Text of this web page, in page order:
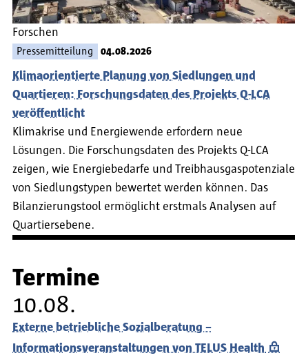
Forschen
Pressemitteilung 04.08.2026
Klimaorientierte Planung von Siedlungen und
Quartieren: Forschungsdaten des Projekts Q-LCA
veröffentlicht
Klimakrise und Energiewende erfordern neue
Lösungen. Die Forschungsdaten des Projekts Q-LCA
zeigen, wie Energiebedarfe und Treibhausgaspotenziale
von Siedlungstypen bewertet werden können. Das
Bilanzierungstool ermöglicht erstmals Analysen auf
Quartiersebene.
Termine
10.08.
Externe betriebliche Sozialberatung –
Informationsveranstaltungen von TELUS Health